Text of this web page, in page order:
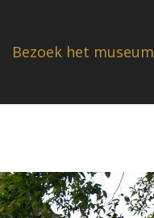
Bezoek het museum